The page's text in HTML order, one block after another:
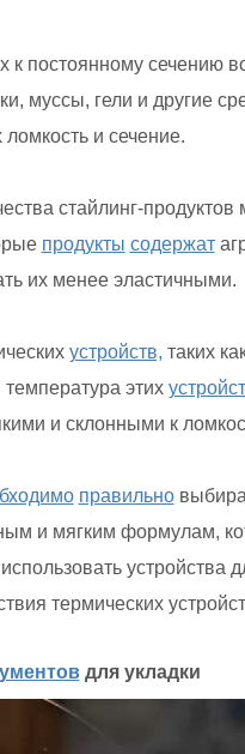
к постоянному сечению
муссы, гели и другие
и сечение.
стайлинг-
продукты содержат
их менее эластичными.
устройств, таких
этих
и склонными к
правильно
и мягким формулам,
устройства
термических
для укладки